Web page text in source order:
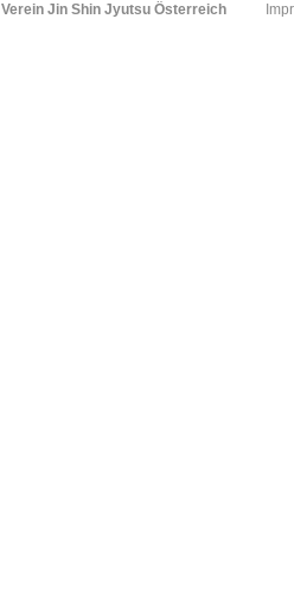
Verein Jin Shin Jyutsu Österreich